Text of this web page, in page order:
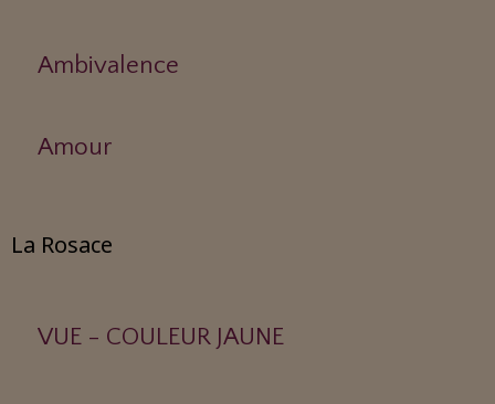
Ambivalence
Amour
La Rosace
VUE - COULEUR JAUNE